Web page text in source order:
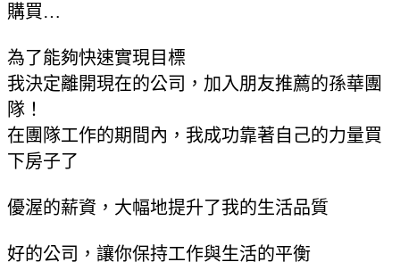
購買…
為了能夠快速實現目標
我決定離開現在的公司，加入朋友推薦的孫華團
隊！
在團隊工作的期間內，我成功靠著自己的力量買
下房子了
優渥的薪資，大幅地提升了我的生活品質
好的公司，讓你保持工作與生活的平衡